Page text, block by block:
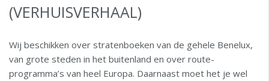
(VERHUISVERHAAL)
Wij beschikken over stratenboeken van de gehele Benelux,
van grote steden in het buitenland en over route-
programma’s van heel Europa. Daarnaast moet het je wel